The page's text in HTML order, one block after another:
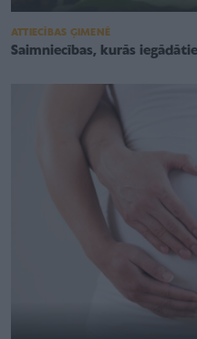
ATTIECĪBAS ĢIMENĒ
Saimniecības, kurās